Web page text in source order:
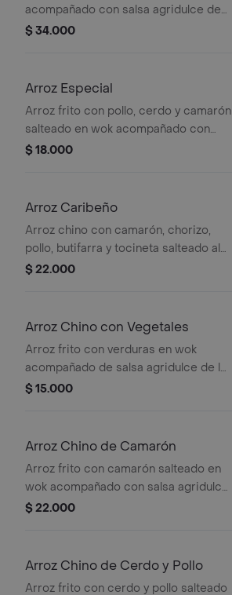
acompañado con salsa agridulce de
la casa, tamaño a elección.
$ 34.000
Arroz Especial
Arroz frito con pollo, cerdo y camarón
salteado en wok acompañado con
salsa agridulce de la casa, tamaño a
$ 18.000
Arroz Caribeño
Arroz chino con camarón, chorizo,
pollo, butifarra y tocineta salteado al
wok un toque de caribe, tamaño a
$ 22.000
Arroz Chino con Vegetales
Arroz frito con verduras en wok
acompañado de salsa agridulce de la
casa, tamaño a elección.
$ 15.000
Arroz Chino de Camarón
Arroz frito con camarón salteado en
wok acompañado con salsa agridulce
de la casa, tamaño a elección.
$ 22.000
Arroz Chino de Cerdo y Pollo
Arroz frito con cerdo y pollo salteado